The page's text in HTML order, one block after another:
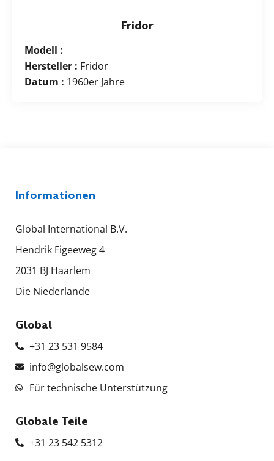
Fridor
Modell :
Hersteller : Fridor
Datum : 1960er Jahre
Informationen
Global International B.V.
Hendrik Figeeweg 4
2031 BJ Haarlem
Die Niederlande
Global
+31 23 531 9584
info@globalsew.com
Für technische Unterstützung
Globale Teile
+31 23 542 5312